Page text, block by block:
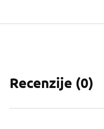
Recenzije (0)